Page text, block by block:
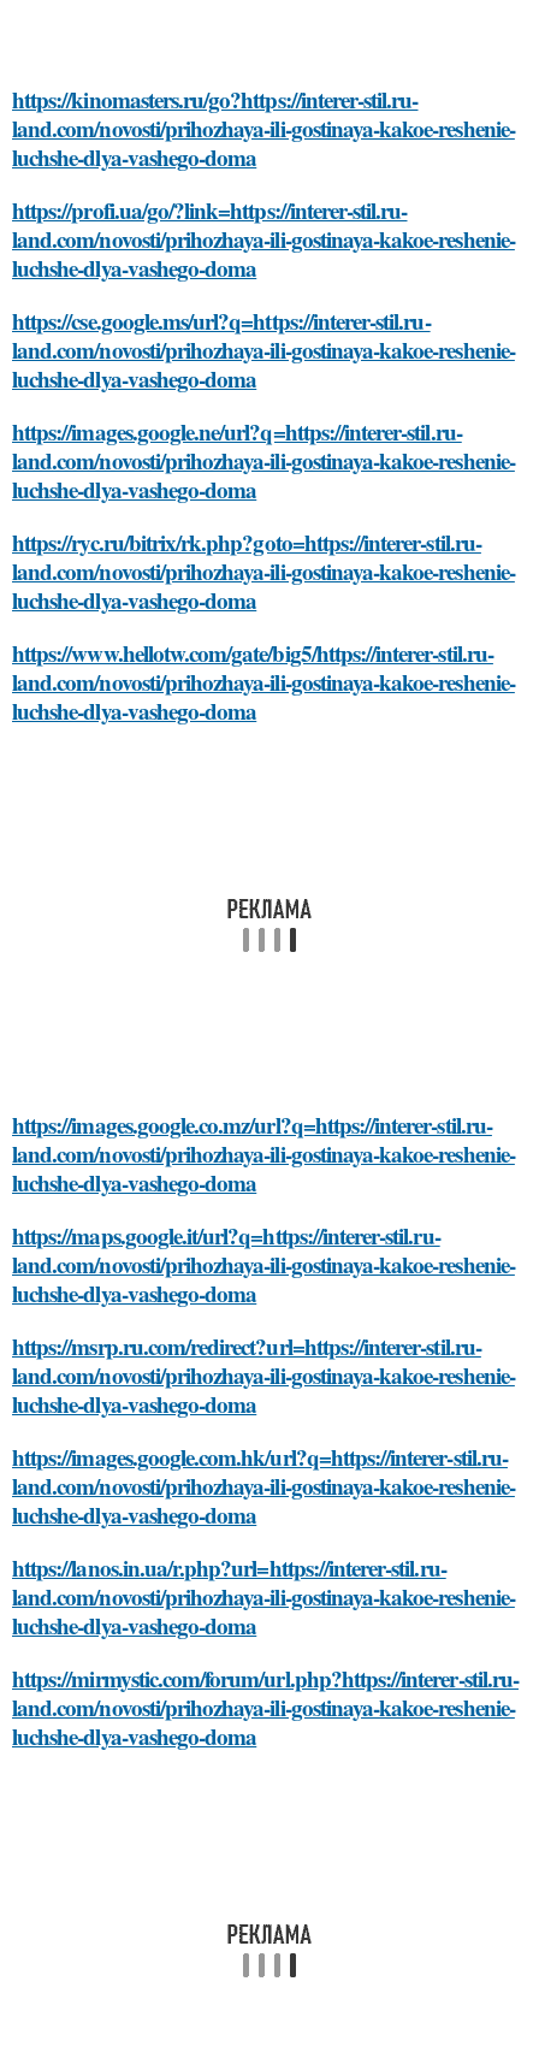
https://kinomasters.ru/go?https://interer-stil.ru-
land.com/novosti/prihozhaya-ili-gostinaya-kakoe-reshenie-
luchshe-dlya-vashego-doma
https://profi.ua/go/?link=https://interer-stil.ru-
land.com/novosti/prihozhaya-ili-gostinaya-kakoe-reshenie-
luchshe-dlya-vashego-doma
https://cse.google.ms/url?q=https://interer-stil.ru-
land.com/novosti/prihozhaya-ili-gostinaya-kakoe-reshenie-
luchshe-dlya-vashego-doma
https://images.google.ne/url?q=https://interer-stil.ru-
land.com/novosti/prihozhaya-ili-gostinaya-kakoe-reshenie-
luchshe-dlya-vashego-doma
https://ryc.ru/bitrix/rk.php?goto=https://interer-stil.ru-
land.com/novosti/prihozhaya-ili-gostinaya-kakoe-reshenie-
luchshe-dlya-vashego-doma
https://www.hellotw.com/gate/big5/https://interer-stil.ru-
land.com/novosti/prihozhaya-ili-gostinaya-kakoe-reshenie-
luchshe-dlya-vashego-doma
https://images.google.co.mz/url?q=https://interer-stil.ru-
land.com/novosti/prihozhaya-ili-gostinaya-kakoe-reshenie-
luchshe-dlya-vashego-doma
https://maps.google.it/url?q=https://interer-stil.ru-
land.com/novosti/prihozhaya-ili-gostinaya-kakoe-reshenie-
luchshe-dlya-vashego-doma
https://msrp.ru.com/redirect?url=https://interer-stil.ru-
land.com/novosti/prihozhaya-ili-gostinaya-kakoe-reshenie-
luchshe-dlya-vashego-doma
https://images.google.com.hk/url?q=https://interer-stil.ru-
land.com/novosti/prihozhaya-ili-gostinaya-kakoe-reshenie-
luchshe-dlya-vashego-doma
https://lanos.in.ua/r.php?url=https://interer-stil.ru-
land.com/novosti/prihozhaya-ili-gostinaya-kakoe-reshenie-
luchshe-dlya-vashego-doma
https://mirmystic.com/forum/url.php?https://interer-stil.ru-
land.com/novosti/prihozhaya-ili-gostinaya-kakoe-reshenie-
luchshe-dlya-vashego-doma